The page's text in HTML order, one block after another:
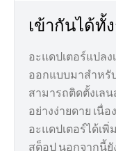
เข้ากันได้ทั้
อะแดปเตอร์แปลง
ออกแบบมาสำหรั
สามารถติดตั้งเลน
อย่างง่ายดาย เนื่
อะแดปเตอร์ได้เ
สต็อป นอกจากนี้ยั